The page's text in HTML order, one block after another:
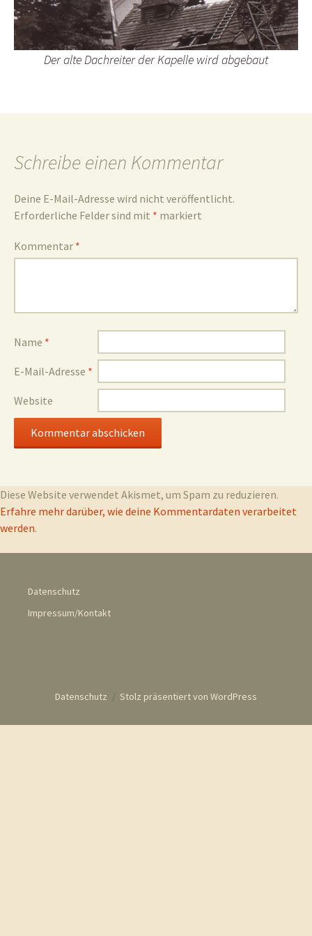
und
Der alte Dachreiter der Kapelle wird abgebaut
Schreibe einen Kommentar
Deine E-Mail-Adresse wird nicht veröffentlicht.
Erforderliche Felder sind mit * markiert
Kommentar *
Name *
E-Mail-Adresse *
Website
Diese Website verwendet Akismet, um Spam zu reduzieren.
Erfahre mehr darüber, wie deine Kommentardaten verarbeitet
werden.
Datenschutz
Impressum/Kontakt
Datenschutz Stolz präsentiert von WordPress